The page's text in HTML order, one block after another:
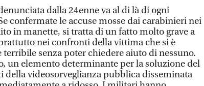
dalla 24enne va al di là di ogni
confermate le accuse mosse dai carabinieri nei
in manette, si tratta di un fatto molto grave a
nei confronti della vittima che si è
senza poter chiedere aiuto di nessuno.
un elemento determinante per la soluzione del
della videosorveglianza pubblica disseminata